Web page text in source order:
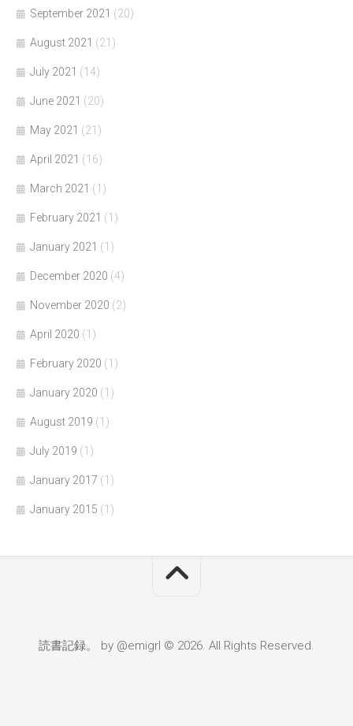
September 2021 (20)
August 2021 (21)
July 2021 (14)
June 2021 (20)
May 2021 (21)
April 2021 (16)
March 2021 (1)
February 2021 (1)
January 2021 (1)
December 2020 (4)
November 2020 (2)
April 2020 (1)
February 2020 (1)
January 2020 (1)
August 2019 (1)
July 2019 (1)
January 2017 (1)
January 2015 (1)
読書記録。 by @emigrl © 2026. All Rights Reserved.